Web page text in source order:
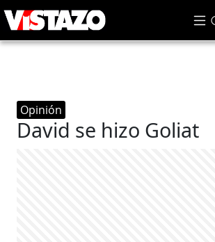
Opinión
David se hizo Goliat